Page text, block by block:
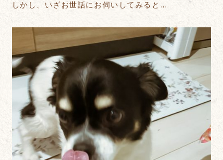
しかし、いざお世話にお伺いしてみると…